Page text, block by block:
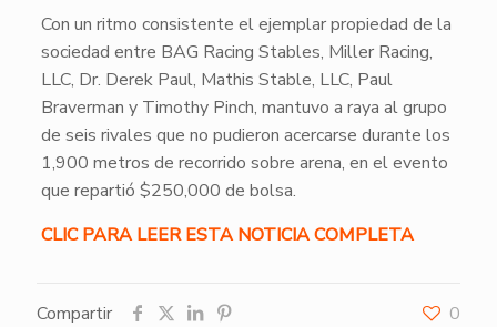
Con un ritmo consistente el ejemplar propiedad de la
sociedad entre BAG Racing Stables, Miller Racing,
LLC, Dr. Derek Paul, Mathis Stable, LLC, Paul
Braverman y Timothy Pinch, mantuvo a raya al grupo
de seis rivales que no pudieron acercarse durante los
1,900 metros de recorrido sobre arena, en el evento
que repartió $250,000 de bolsa.
CLIC PARA LEER ESTA NOTICIA COMPLETA
Compartir 0